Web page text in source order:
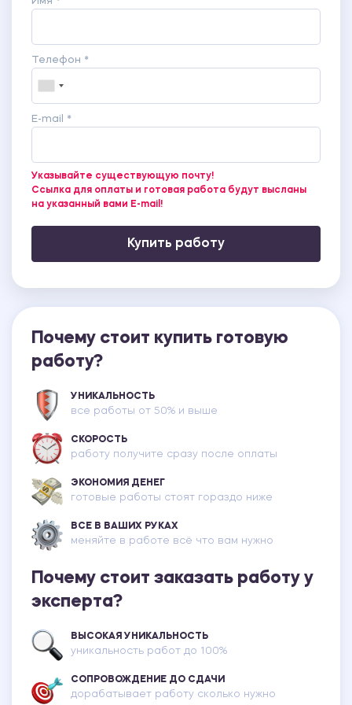
Телефон *
E-mail *
Указывайте существующую почту!
Ссылка для оплаты и готовая работа будут высланы
на указанный вами E-mail!
Купить работу
Почему стоит купить готовую
работу?
УНИКАЛЬНОСТЬ
все работы от 50% и выше
СКОРОСТЬ
работу получите сразу после оплаты
ЭКОНОМИЯ ДЕНЕГ
готовые работы стоят гораздо ниже
ВСЕ В ВАШИХ РУКАХ
меняйте в работе всё что вам нужно
Почему стоит заказать работу у
эксперта?
ВЫСОКАЯ УНИКАЛЬНОСТЬ
уникальность работ до 100%
СОПРОВОЖДЕНИЕ ДО СДАЧИ
дорабатывает работу сколько нужно